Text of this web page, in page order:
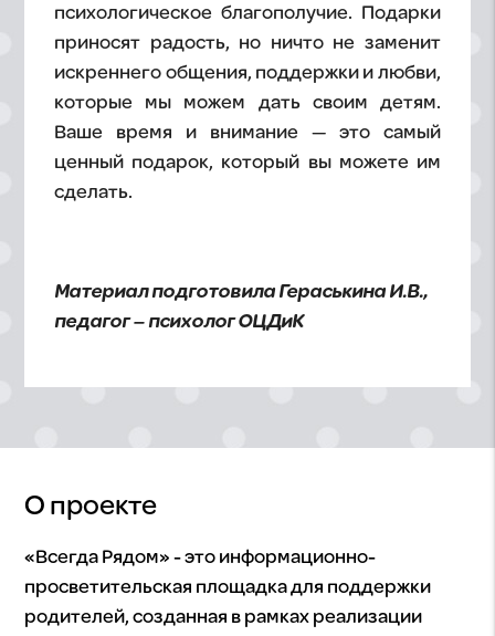
психологическое благополучие. Подарки
приносят радость, но ничто не заменит
искреннего общения, поддержки и любви,
которые мы можем дать своим детям.
Ваше время и внимание — это самый
ценный подарок, который вы можете им
сделать.
Материал подготовила Гераськина И.В.,
педагог – психолог ОЦДиК
О проекте
«Всегда Рядом» - это информационно-
просветительская площадка для поддержки
родителей, созданная в рамках реализации